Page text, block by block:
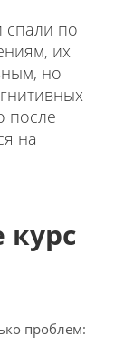
спали по
их
но
после
на
курс
проблем: